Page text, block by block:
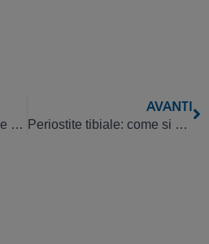
Lesioni al menisco, come alleviarle
AVANTI
Periostite tibiale: come si può alleviare in modo naturale?